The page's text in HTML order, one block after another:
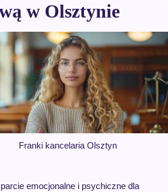
w Olsztynie
Franki kancelaria Olsztyn
emocjonalne i psychiczne dla